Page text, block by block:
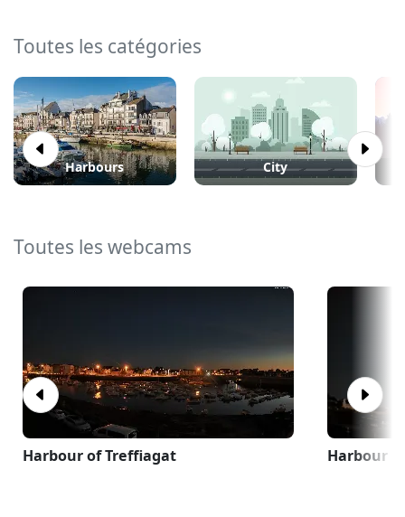
Toutes les catégories
Harbours City
Toutes les webcams
Harbour of Treffiagat Harbour